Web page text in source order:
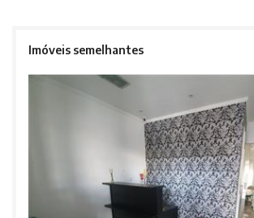
Imóveis semelhantes